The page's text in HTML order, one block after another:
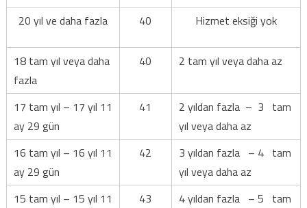
20 yıl ve daha fazla 40 Hizmet eksiği yok
18 tam yıl veya daha
fazla
40 2 tam yıl veya daha az
17 tam yıl – 17 yıl 11
ay 29 gün
41
2 yıldan fazla – 3 tam
yıl veya daha az
16 tam yıl – 16 yıl 11
ay 29 gün
42
3 yıldan fazla – 4 tam
yıl veya daha az
15 tam yıl – 15 yıl 11
43
4 yıldan fazla – 5 tam